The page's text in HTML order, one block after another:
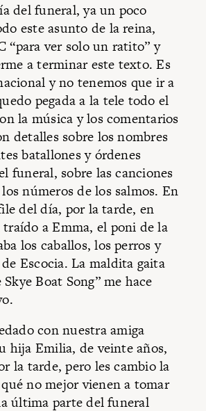
del funeral, ya un poco
este asunto de la reina,
“para ver solo un ratito” y
a terminar este texto. Es
y no tenemos que ir a
pegada a la tele todo el
la música y los comentarios
detalles sobre los nombres
batallones y órdenes
funeral, sobre las canciones
números de los salmos. En
del día, por la tarde, en
a Emma, el poni de la
los caballos, los perros y
Escocia. La maldita gaita
Boat Song” me hace
con nuestra amiga
hija Emilia, de veinte años,
la tarde, pero les cambio la
qué no mejor vienen a tomar
última parte del funeral